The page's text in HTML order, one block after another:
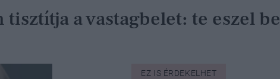
a vastagbelet: te eszel
EZ IS ÉRDEKELHET